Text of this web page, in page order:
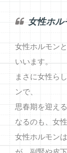
女性ホ
女性ホルモン
いいます。
まさに女性ら
ンで、
思春期を迎え
なるのも、女
女性ホルモン